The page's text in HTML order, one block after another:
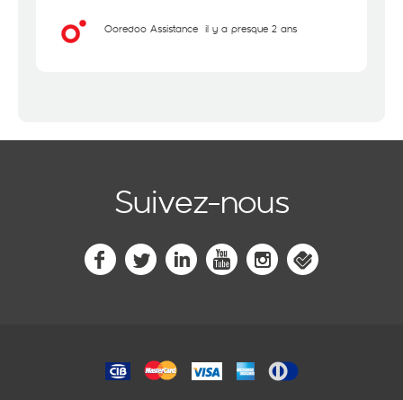
Ooredoo Assistance il y a presque 2 ans
Suivez-nous